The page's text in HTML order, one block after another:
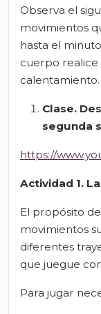
Observa el
movimientos
hasta el
cuerpo realice
calentamiento.
Clase.
segunda
https://
Actividad 1.
El propósito
movimientos
diferentes
que juegue
Para jugar